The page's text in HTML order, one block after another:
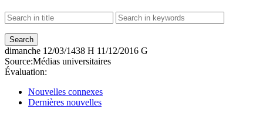
dimanche 12/03/1438 H 11/12/2016 G
Source:Médias universitaires
Évaluation:
Nouvelles connexes
Dernières nouvelles